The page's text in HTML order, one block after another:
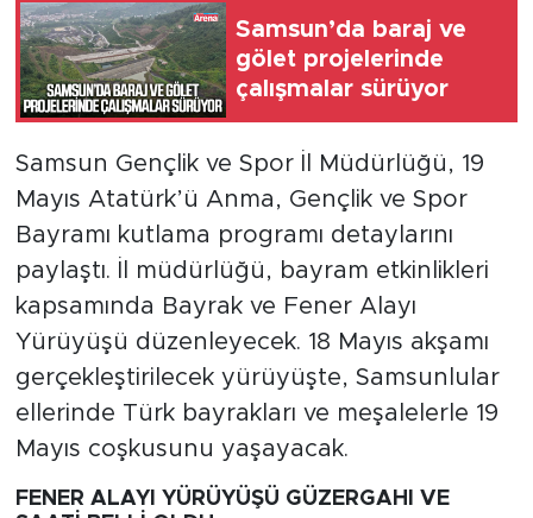
Samsun’da baraj ve
gölet projelerinde
çalışmalar sürüyor
Samsun Gençlik ve Spor İl Müdürlüğü, 19
Mayıs Atatürk’ü Anma, Gençlik ve Spor
Bayramı kutlama programı detaylarını
paylaştı. İl müdürlüğü, bayram etkinlikleri
kapsamında Bayrak ve Fener Alayı
Yürüyüşü düzenleyecek. 18 Mayıs akşamı
gerçekleştirilecek yürüyüşte, Samsunlular
ellerinde Türk bayrakları ve meşalelerle 19
Mayıs coşkusunu yaşayacak.
FENER ALAYI YÜRÜYÜŞÜ GÜZERGAHI VE